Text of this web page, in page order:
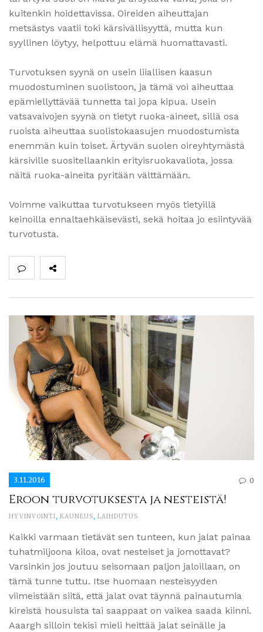
kuitenkin hoidettavissa. Oireiden aiheuttajan
metsästys vaatii toki kärsivällisyyttä, mutta kun
syyllinen löytyy, helpottuu elämä huomattavasti.
Turvotuksen syynä on usein liiallisen kaasun
muodostuminen suolistoon, ja tämä voi aiheuttaa
epämiellyttävää tunnetta tai jopa kipua. Usein
vatsavaivojen syynä on tietyt ruoka-aineet, sillä osa
ruoista aiheuttaa suolistokaasujen muodostumista
enemmän kuin toiset. Ärtyvän suolen oireyhtymästä
kärsiville suositellaankin erityisruokavaliota, jossa
näitä ruoka-aineita pyritään välttämään.
Voimme vaikuttaa turvotukseen myös tietyillä
keinoilla ennaltaehkäisevästi, sekä hoitaa jo esiintyvää
turvotusta.
3.11.2016 0
Eroon turvotuksesta ja nesteistä!
HYVINVOINTI, KAUNEUS, LAIHDUTUS
Kaikki varmaan tietävät sen tunteen, kun jalat painaa
tuhatmiljoona kiloa, ovat nesteiset ja jomottavat?
Varsinkin jos joutuu seisomaan paljon jaloillaan, on
tämä tunne tuttu. Itse huomaan nesteisyyden
viimeistään siitä, että jalat ovat täynnä painautumia
kireistä housuista tai saappaat on vaikea saada kiinni.
Aaargh silloin tekisi mieli heittää jalat seinälle ja